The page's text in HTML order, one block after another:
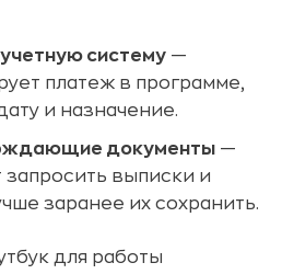
систему —
платеж в программе,
и назначение.
документы —
выписки и
заранее их сохранить.
для работы